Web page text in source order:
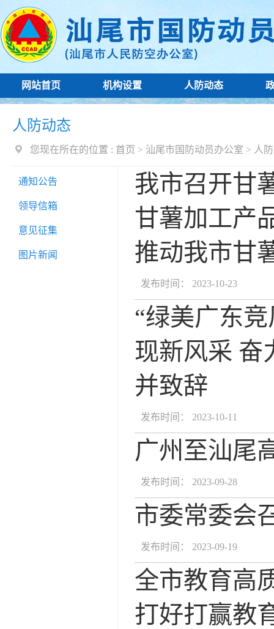
网站首页 机构设置 人防动态
人防动态
您现在所在的位置 : 首页 > 汕尾市国防动员办公室 > 人
通知公告
领导信箱
意见征集
图片新闻
我市召开甘
甘薯加工产
推动我市甘
发布时间： 2023-10-23
“绿美广东
现新风采 奋
并致辞
发布时间： 2023-10-11
广州至汕尾
发布时间： 2023-09-28
市委常委会
发布时间： 2023-09-19
全市教育高
打好打赢教